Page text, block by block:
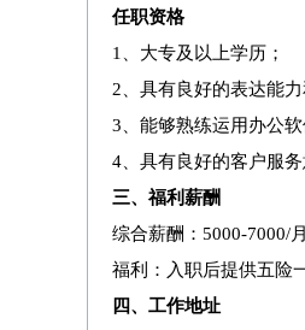
任职资格
1、 大专及以上学历；
2、 具有良好的表达能
3、 能够熟练运用办公
4、 具有良好的客户服务
三、 福利薪酬
综合薪酬： 5000-7000/月
福利：入职后提供五险
四、工作地址